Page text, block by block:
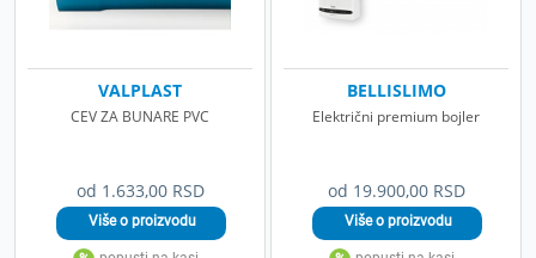
od 1.633,00 RSD
VALPLAST
CEV ZA BUNARE PVC
od 19.900,00 RSD
BELLISLIMO
Električni premium bojler